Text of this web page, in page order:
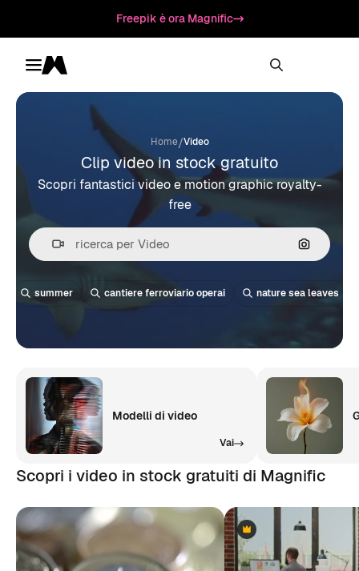
Freepik è ora Magnific
Toggle menu
Magnific
Home/Video
Clip video in stock gratuito
Scopri fantastici video e motion graphic royalty-
free
Cerca
summer cantiere ferroviario operai nature sea leaves
Modelli di video
Vai
Scopri i video in stock gratuiti di Magnific
Premium
Premium